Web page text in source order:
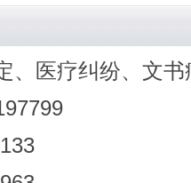
、医疗纠纷、文